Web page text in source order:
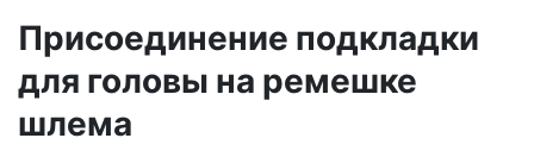
Присоединение подкладки
для головы на ремешке
шлема